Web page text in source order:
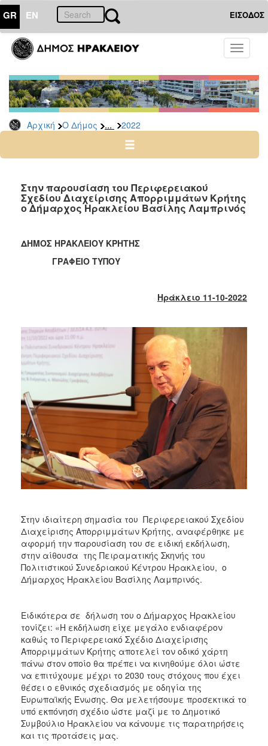
GR EN ΕΙΣΟΔΟΣ
Toggle
Αρχική Ο Δήμος ... 2022
ΔΗΜΟΣ
Δελτία
Τύπου
Αρχείο
2026
2024
2022
2021
2015
2013
2012
2011
2010
2006
ΤΟΠΟΣ
ΠΟΛΙΤΙΣΜΟΣ
ΑΝΘΕΚΤΙΚΗ
ΠΟΛΗ
Στην παρουσίαση του Περιφερειακού
Σχεδίου Διαχείρισης Απορριμμάτων Κρήτης
ο Δήμαρχος Ηρακλείου Βασίλης Λαμπρινός
ΔΗΜΟΣ ΗΡΑΚΛΕΙΟΥ ΚΡΗΤΗΣ
ΓΡΑΦΕΙΟ ΤΥΠΟΥ
Ηράκλειο 11-10-2022
Στην ιδιαίτερη σημασία του Περιφερειακού Σχεδίου
Διαχείρισης Απορριμμάτων Κρήτης, αναφέρθηκε με
αφορμή την παρουσίαση του σε ειδική εκδήλωση,
στην αίθουσα της Πειραματικής Σκηνής του
Πολιτιστικού Συνεδριακού Κέντρου Ηρακλείου, ο
Δήμαρχος Ηρακλείου Βασίλης Λαμπρινός.
Ειδικότερα σε δήλωση του ο Δήμαρχος Ηρακλείου
τονίζει: «Η εκδήλωση είχε μεγάλο ενδιαφέρον
καθώς το Περιφερειακό Σχέδιο Διαχείρισης
Απορριμμάτων Κρήτης αποτελεί τον οδικό χάρτη
πάνω στον οποίο θα πρέπει να κινηθούμε όλοι ώστε
να επιτύχουμε μέχρι το 2030 τους στόχους που έχει
θέσει ο εθνικός σχεδιασμός με οδηγία της
Ευρωπαϊκής Ένωσης. Θα μελετήσουμε προσεκτικά το
υπό εκπόνηση σχέδιο ώστε μαζί με το Δημοτικό
Συμβούλιο Ηρακλείου να κάνουμε τις παρατηρήσεις
και τις προτάσεις μας.